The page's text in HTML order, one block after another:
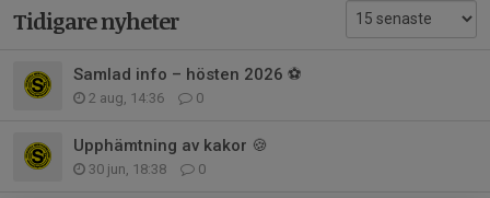
Tidigare nyheter
Samlad info – hösten 2026 ⚽
2 aug, 14:36 0
Upphämtning av kakor 🍪
30 jun, 18:38 0